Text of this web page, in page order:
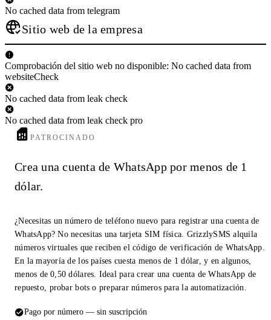
No cached data from telegram
Sitio web de la empresa
Comprobación del sitio web no disponible: No cached data from
websiteCheck
No cached data from leak check
No cached data from leak check pro
PATROCINADO
Crea una cuenta de WhatsApp por menos de 1
dólar.
¿Necesitas un número de teléfono nuevo para registrar una cuenta de
WhatsApp? No necesitas una tarjeta SIM física. GrizzlySMS alquila
números virtuales que reciben el código de verificación de WhatsApp.
En la mayoría de los países cuesta menos de 1 dólar, y en algunos,
menos de 0,50 dólares. Ideal para crear una cuenta de WhatsApp de
repuesto, probar bots o preparar números para la automatización.
Pago por número — sin suscripción